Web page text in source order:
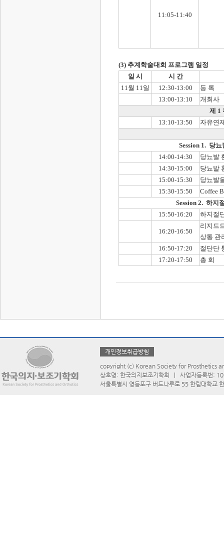
11:05-11:40
(3) 추계학술대회 프로그램 일정
일 시
시 간
11월 11일
12:30-13:00
등 록
13:00-13:10
개회사
제 1
13:10-13:50
자유
Session 1. 당
14:00-14:30
당뇨발
14:30-15:00
당뇨발
15:00-15:30
당뇨발
15:30-15:50
Coffee
Session 2. 하지
15:50-16:20
하지절
16:20-16:50
리지드
상통 관
16:50-17:20
절단단
17:20-17:50
총 회
개인정보취급방침
copyright (c) Korean Society for Prosthetics
상호명: 한국의지보조기학회 | 사업자등록번:
서울특별시 영등포구 버드나루로 55 한림대